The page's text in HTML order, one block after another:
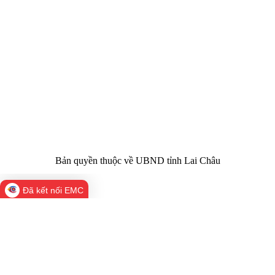
Bản quyền thuộc về UBND tỉnh Lai Châu
Đã kết nối EMC